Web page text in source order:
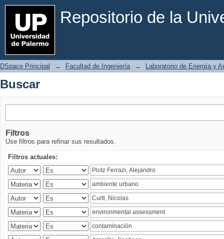
Repositorio de la
Buscar
DSpace Principal → Facultad de Ingeniería → Laboratorio de Energía y
Buscar
Filtros
Use filtros para refinar sus resultados.
Filtros actuales: